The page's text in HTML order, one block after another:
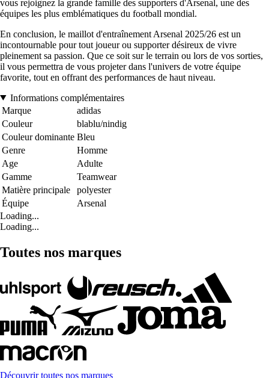
vous rejoignez la grande famille des supporters d'Arsenal, une des
équipes les plus emblématiques du football mondial.
En conclusion, le maillot d'entraînement Arsenal 2025/26 est un
incontournable pour tout joueur ou supporter désireux de vivre
pleinement sa passion. Que ce soit sur le terrain ou lors de vos sorties,
il vous permettra de vous projeter dans l'univers de votre équipe
favorite, tout en offrant des performances de haut niveau.
Informations complémentaires
Marque
adidas
Couleur
blablu/nindig
Couleur dominante Bleu
Genre
Homme
Age
Adulte
Gamme
Teamwear
Matière principale
polyester
Équipe
Arsenal
Loading...
Loading...
Toutes nos marques
Découvrir toutes nos marques